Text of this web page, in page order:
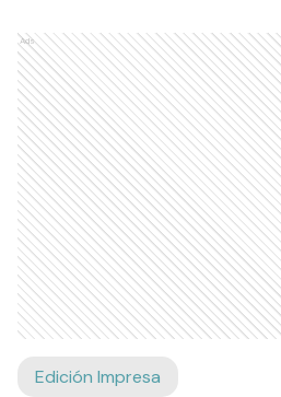
Ads
Edición Impresa